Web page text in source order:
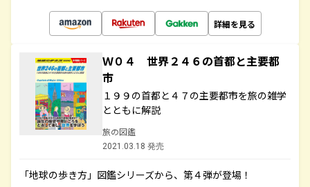
詳細を見る
Ｗ０４ 世界２４６の首都と主要都
市
１９９の首都と４７の主要都市を旅の雑学
とともに解説
旅の図鑑
2021.03.18 発売
「地球の歩き方」図鑑シリーズから、第４弾が登場！